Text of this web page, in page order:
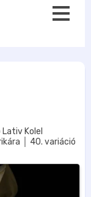
Kolel
│ 40. variáció